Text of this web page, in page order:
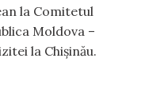
la Comitetul
Moldova –
la Chișinău.